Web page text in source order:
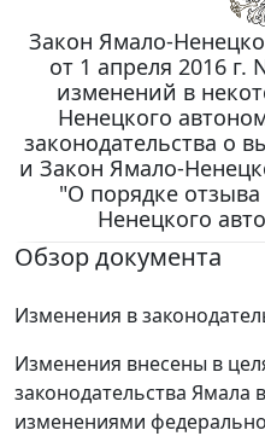
Закон Ямало-
от 1 апреля 2016
изменений в
Ненецкого
законодательства о
и Закон Ямало-
"О порядке
Ненецкого
Обзор документа
Изменения в
Изменения внесены в
законодательства Ямала
изменениями